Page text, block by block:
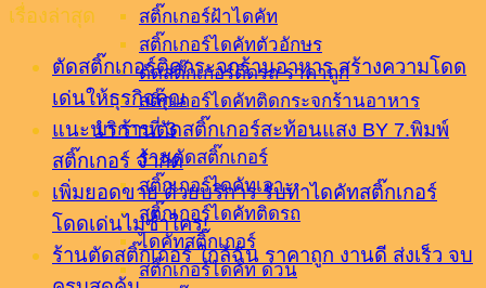
สติ๊กเกอร์ฝ้าไดคัท
สติ๊กเกอร์ไดคัทตัวอักษร
ตัดสติ๊กเกอร์ติดรถ ราคาถูก
สติ๊กเกอร์ไดคัทติดกระจกร้านอาหาร
บริการที่ 3
ร้านตัดสติ๊กเกอร์
สติ๊กเกอร์ไดคัทเจาะ
สติ๊กเกอร์ไดคัทติดรถ
ไดคัทสติ๊กเกอร์
สติ๊กเกอร์ไดคัท ด่วน
เรื่องล่าสุด
ตัดสติ๊กเกอร์ติดกระจกร้านอาหาร สร้างความโดด
เด่นให้ธุรกิจคุณ
แนะนำ ร้านตัดสติ๊กเกอร์สะท้อนแสง BY 7.พิมพ์
สติ๊กเกอร์ จำกัด
เพิ่มยอดขาย ด้วยบริการ รับทำไดคัทสติ๊กเกอร์
โดดเด่นไม่ซ้ำใคร!
ร้านตัดสติ๊กเกอร์ ใกล้ฉัน ราคาถูก งานดี ส่งเร็ว จบ